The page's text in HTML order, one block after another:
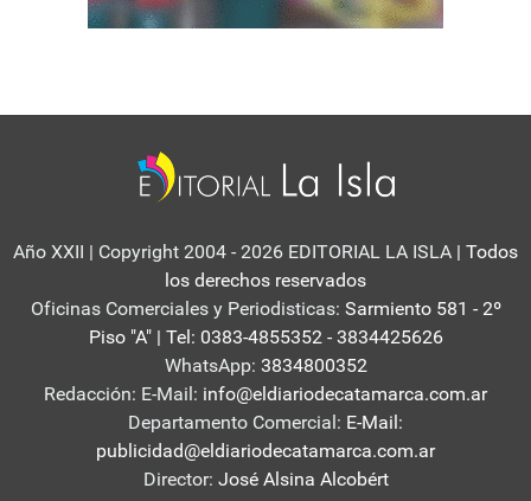
Año XXII | Copyright 2004 - 2026 EDITORIAL LA ISLA | Todos
los derechos reservados
Oficinas Comerciales y Periodisticas: Sarmiento 581 - 2º
Piso "A" | Tel: 0383-4855352 - 3834425626
WhatsApp: 3834800352
Redacción: E-Mail: info@eldiariodecatamarca.com.ar
Departamento Comercial: E-Mail:
publicidad@eldiariodecatamarca.com.ar
Director: José Alsina Alcobért